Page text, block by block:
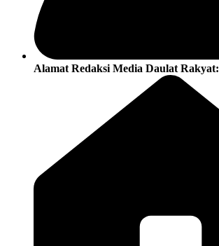
Alamat Redaksi Media Daulat Rakyat: